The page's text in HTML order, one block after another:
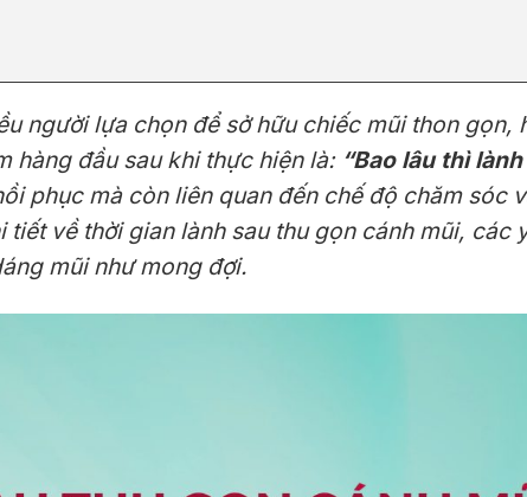
người lựa chọn để sở hữu chiếc mũi thon gọn,
hàng đầu sau khi thực hiện là: “Bao lâu thì
phục mà còn liên quan đến chế độ chăm sóc
về thời gian lành sau thu gọn cánh mũi, các
mũi như mong đợi.